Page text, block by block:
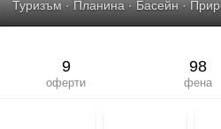
Туризъм · Планина · Басейн ·
9
оферти
98
фена